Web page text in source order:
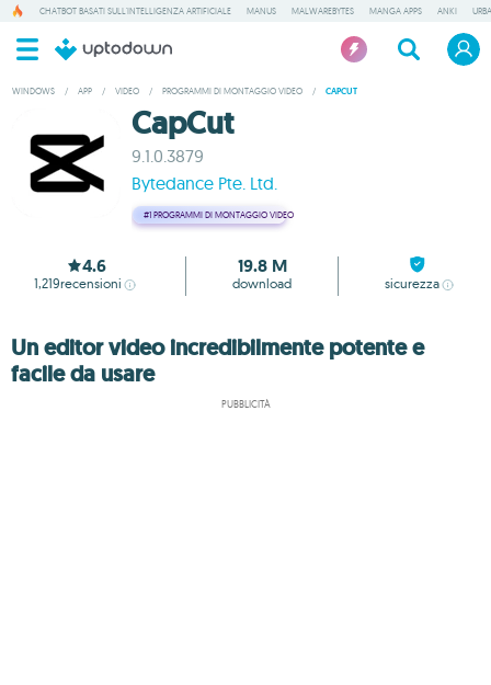
CHATBOT BASATI SULL'INTELLIGENZA ARTIFICIALE MANUS MALWAREBYTES MANGA APPS ANKI
WINDOWS / APP / VIDEO / PROGRAMMI DI MONTAGGIO VIDEO / CAPCUT
CapCut
9.1.0.3879
Bytedance Pte. Ltd.
#1 PROGRAMMI DI MONTAGGIO VIDEO
4.6
1,219recensioni
19.8 M
download sicurezza
Un editor video incredibilmente potente e
facile da usare
PUBBLICITÀ